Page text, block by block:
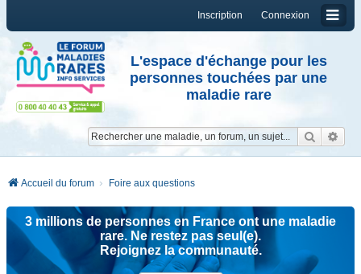
Connexion
Inscription
L'espace d'échange pour les
personnes touchées par une
maladie rare
Accueil du forum Foire aux questions
3 millions de personnes en France ont une maladie
rare. Ne restez pas seul(e).
Rejoignez la communauté.